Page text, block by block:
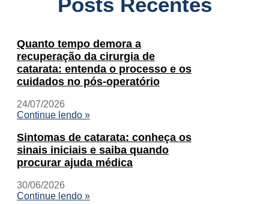
Quanto tempo demora a
recuperação da cirurgia de
catarata: entenda o processo e os
cuidados no pós-operatório
24/07/2026
Continue lendo »
Sintomas de catarata: conheça os
sinais iniciais e saiba quando
procurar ajuda médica
30/06/2026
Continue lendo »